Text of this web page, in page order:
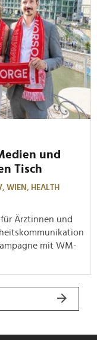
und
Tisch
WIEN,
HEALTH
Ärztinnen und
mit WM-